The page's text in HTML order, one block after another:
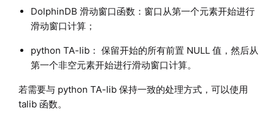
DolphinDB 滑动窗口函数：窗口从第一个元素开始进行
滑动窗口计算；
python TA-lib： 保留开始的所有前置 NULL 值，然后从
第一个非空元素开始进行滑动窗口计算。
若需要与 python TA-lib 保持一致的处理方式，可以使用
talib 函数。